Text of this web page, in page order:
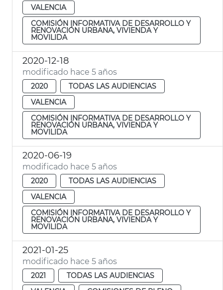
VALENCIA
COMISIÓN INFORMATIVA DE DESARROLLO Y
RENOVACIÓN URBANA, VIVIENDA Y
MOVILIDA
2020-12-18
modificado hace 5 años
2020
TODAS LAS AUDIENCIAS
VALENCIA
COMISIÓN INFORMATIVA DE DESARROLLO Y
RENOVACIÓN URBANA, VIVIENDA Y
MOVILIDA
2020-06-19
modificado hace 5 años
2020
TODAS LAS AUDIENCIAS
VALENCIA
COMISIÓN INFORMATIVA DE DESARROLLO Y
RENOVACIÓN URBANA, VIVIENDA Y
MOVILIDA
2021-01-25
modificado hace 5 años
2021
TODAS LAS AUDIENCIAS